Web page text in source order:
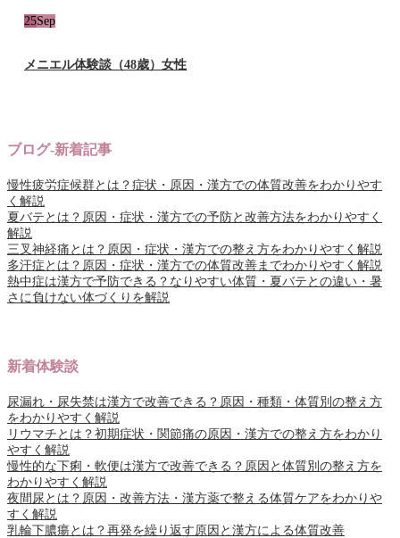
25Sep
メニエル体験談（48歳）女性
ブログ-新着記事
慢性疲労症候群とは？症状・原因・漢方での体質改善をわかりやす
く解説
夏バテとは？原因・症状・漢方での予防と改善方法をわかりやすく
解説
三叉神経痛とは？原因・症状・漢方での整え方をわかりやすく解説
多汗症とは？原因・症状・漢方での体質改善までわかりやすく解説
熱中症は漢方で予防できる？なりやすい体質・夏バテとの違い・暑
さに負けない体づくりを解説
新着体験談
尿漏れ・尿失禁は漢方で改善できる？原因・種類・体質別の整え方
をわかりやすく解説
リウマチとは？初期症状・関節痛の原因・漢方での整え方をわかり
やすく解説
慢性的な下痢・軟便は漢方で改善できる？原因と体質別の整え方を
わかりやすく解説
夜間尿とは？原因・改善方法・漢方薬で整える体質ケアをわかりや
すく解説
乳輪下膿瘍とは？再発を繰り返す原因と漢方による体質改善